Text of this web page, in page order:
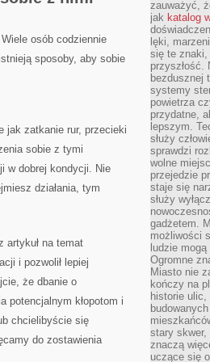
osób codziennie
sposoby, aby sobie
‍jak zatkanie rur, ‌przecieki
sobie‌ z‍ tymi
⁤w dobrej kondycji. Nie
działania, tym
artykuł na temat
i pozwolił⁤ lepiej
że dbanie o
potencjalnym kłopotom i
chcielibyście się
do zostawienia⁣
zauważyć,
jak katalog
lęki,
się te znaki,
przyszłość.
bezdusznej
systemy
powietrza
przydatne,
lepszym.
służy
sprawdzi
wolne
przejedzie
staje się
służy
gadżetem.
możliwości
ludzie
Ogromne
Miasto nie
kończy na
historie ulic,
stary skwer,
znaczą
uczące się